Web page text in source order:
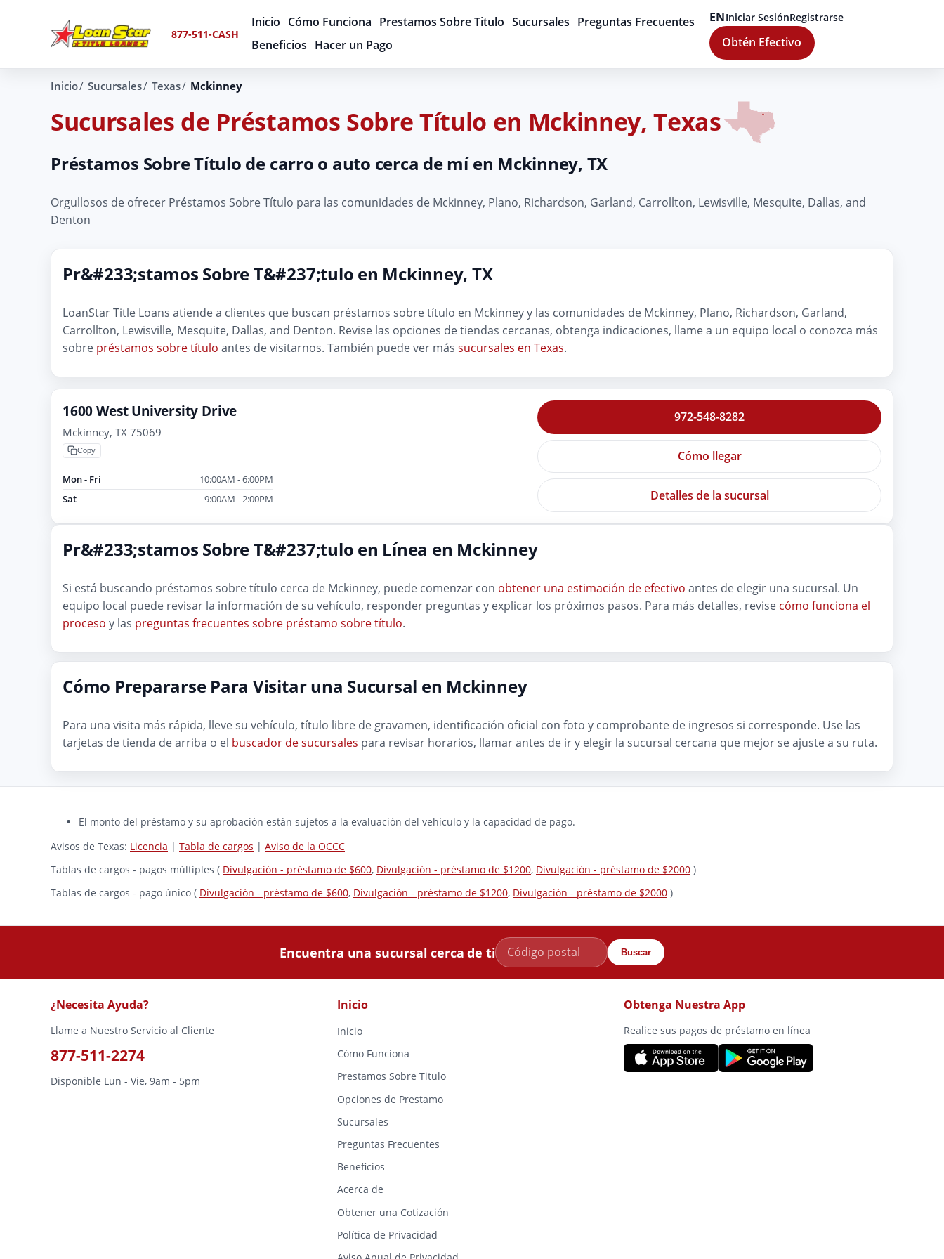
877-511-CASH
Inicio Cómo Funciona Prestamos Sobre Titulo Sucursales Preguntas Frecuentes
Beneficios Hacer un Pago
ENIniciar SesiónRegistrarse
Obtén Efectivo
Inicio Sucursales Texas Mckinney
Sucursales de Préstamos Sobre Título en Mckinney, Texas
Préstamos Sobre Título de carro o auto cerca de mí en Mckinney, TX
Orgullosos de ofrecer Préstamos Sobre Título para las comunidades de Mckinney, Plano, Richardson, Garland, Carrollton, Lewisville, Mesquite, Dallas, and
Denton
Pr&#233;stamos Sobre T&#237;tulo en Mckinney, TX
LoanStar Title Loans atiende a clientes que buscan préstamos sobre título en Mckinney y las comunidades de Mckinney, Plano, Richardson, Garland,
Carrollton, Lewisville, Mesquite, Dallas, and Denton. Revise las opciones de tiendas cercanas, obtenga indicaciones, llame a un equipo local o conozca más
sobre préstamos sobre título antes de visitarnos. También puede ver más sucursales en Texas.
1600 West University Drive
Mckinney, TX 75069
Copy
Mon - Fri
10:00AM - 6:00PM
Sat
9:00AM - 2:00PM
972-548-8282
Cómo llegar
Detalles de la sucursal
Pr&#233;stamos Sobre T&#237;tulo en Línea en Mckinney
Si está buscando préstamos sobre título cerca de Mckinney, puede comenzar con obtener una estimación de efectivo antes de elegir una sucursal. Un
equipo local puede revisar la información de su vehículo, responder preguntas y explicar los próximos pasos. Para más detalles, revise cómo funciona el
proceso y las preguntas frecuentes sobre préstamo sobre título.
Cómo Prepararse Para Visitar una Sucursal en Mckinney
Para una visita más rápida, lleve su vehículo, título libre de gravamen, identificación oficial con foto y comprobante de ingresos si corresponde. Use las
tarjetas de tienda de arriba o el buscador de sucursales para revisar horarios, llamar antes de ir y elegir la sucursal cercana que mejor se ajuste a su ruta.
El monto del préstamo y su aprobación están sujetos a la evaluación del vehículo y la capacidad de pago.
Avisos de Texas: Licencia | Tabla de cargos | Aviso de la OCCC
Tablas de cargos - pagos múltiples ( Divulgación - préstamo de $600, Divulgación - préstamo de $1200, Divulgación - préstamo de $2000 )
Tablas de cargos - pago único ( Divulgación - préstamo de $600, Divulgación - préstamo de $1200, Divulgación - préstamo de $2000 )
Encuentra una sucursal cerca de ti Buscar
¿Necesita Ayuda?
Llame a Nuestro Servicio al Cliente
877-511-2274
Disponible Lun - Vie, 9am - 5pm
Inicio
Inicio
Cómo Funciona
Prestamos Sobre Titulo
Opciones de Prestamo
Sucursales
Preguntas Frecuentes
Beneficios
Acerca de
Obtener una Cotización
Política de Privacidad
Obtenga Nuestra App
Realice sus pagos de préstamo en línea